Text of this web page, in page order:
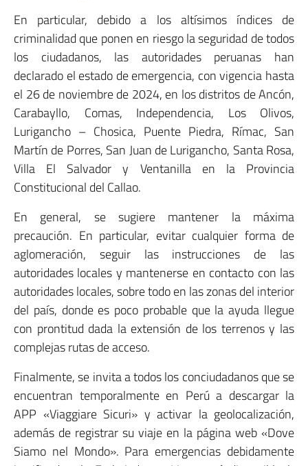
En particular, debido a los altísimos índices de
criminalidad que ponen en riesgo la seguridad de todos
los ciudadanos, las autoridades peruanas han
declarado el estado de emergencia, con vigencia hasta
el 26 de noviembre de 2024, en los distritos de Ancón,
Carabayllo, Comas, Independencia, Los Olivos,
Lurigancho – Chosica, Puente Piedra, Rímac, San
Martín de Porres, San Juan de Lurigancho, Santa Rosa,
Villa El Salvador y Ventanilla en la Provincia
Constitucional del Callao.
En general, se sugiere mantener la máxima
precaución. En particular, evitar cualquier forma de
aglomeración, seguir las instrucciones de las
autoridades locales y mantenerse en contacto con las
autoridades locales, sobre todo en las zonas del interior
del país, donde es poco probable que la ayuda llegue
con prontitud dada la extensión de los terrenos y las
complejas rutas de acceso.
Finalmente, se invita a todos los conciudadanos que se
encuentran temporalmente en Perú a descargar la
APP «Viaggiare Sicuri» y activar la geolocalización,
además de registrar su viaje en la página web «Dove
Siamo nel Mondo». Para emergencias debidamente